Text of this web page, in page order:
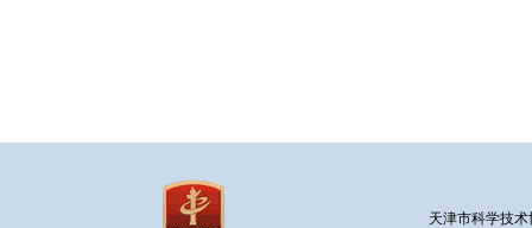
天津市科学技